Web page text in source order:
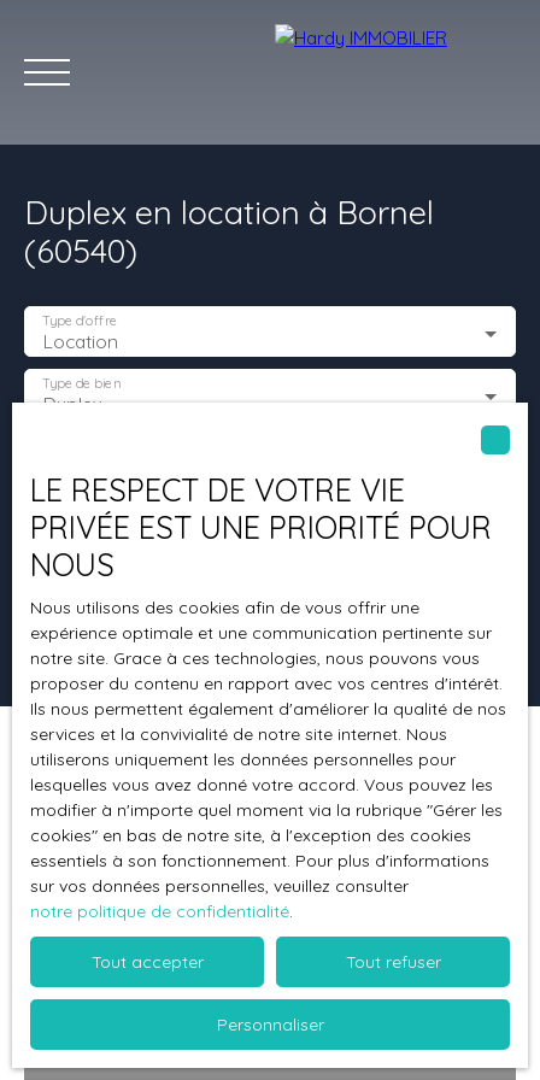
Accueil Acheter Les villes qu'on aime
Duplex en location à Bornel
(60540)
Location
Type d'offre
Duplex
Type de bien
Loyer max (€/mois)
Surface min (m²)
Rechercher
Pertinence
Trier par Créer une alerte
LE RESPECT DE VOTRE VIE
PRIVÉE EST UNE PRIORITÉ POUR
NOUS
Nous utilisons des cookies afin de vous offrir une
expérience optimale et une communication pertinente sur
notre site. Grace à ces technologies, nous pouvons vous
proposer du contenu en rapport avec vos centres d'intérêt.
Ils nous permettent également d'améliorer la qualité de nos
services et la convivialité de notre site internet. Nous
utiliserons uniquement les données personnelles pour
lesquelles vous avez donné votre accord. Vous pouvez les
modifier à n'importe quel moment via la rubrique ″Gérer les
cookies″ en bas de notre site, à l'exception des cookies
essentiels à son fonctionnement. Pour plus d'informations
sur vos données personnelles, veuillez consulter
notre politique de confidentialité.
Tout accepter Tout refuser
Personnaliser